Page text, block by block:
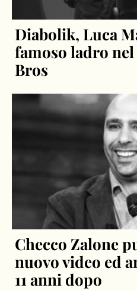
Diabolik, Luca
famoso ladro
Bros
Checco Zalone
nuovo video ed
11 anni dopo